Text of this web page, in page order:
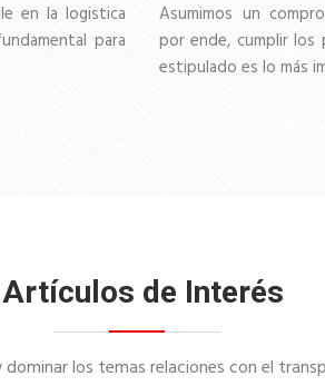
en la logistica
para
Asumimos un
por ende, cumplir los
estipulado es lo más
Artículos de Interés
los temas relaciones con el